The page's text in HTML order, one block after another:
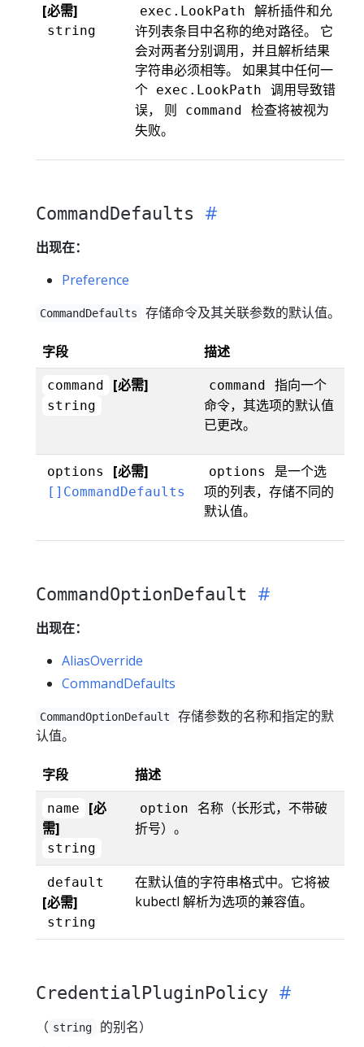
[必需]
string
exec.LookPath
解析插件和允
许列表条目中名称的绝对路径。 它
会对两者分别调用，并且解析结果
字符串必须相等。 如果其中任何一
个 exec.LookPath
调用导致错
误， 则
command
检查将被视为
失败。
CommandDefaults
出现在：
Preference
CommandDefaults 存储命令及其关联参数的默认值。
字段 描述
command [必需]
string
command
指向一个
命令，其选项的默认值
已更改。
options [必需]
[]CommandDefaults
options
是一个选
项的列表，存储不同的
默认值。
CommandOptionDefault
出现在：
AliasOverride
CommandDefaults
CommandOptionDefault
存储参数的名称和指定的默
认值。
字段 描述
name
[必
需]
string
option
名称（长形式，不带破
折号）。
default
[必需]
string
在默认值的字符串格式中。它将被
kubectl 解析为选项的兼容值。
CredentialPluginPolicy
（ string
的别名）